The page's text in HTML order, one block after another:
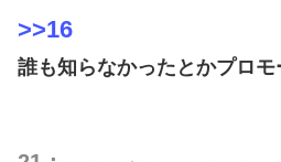
>>16
誰も知らなかったとかプロ